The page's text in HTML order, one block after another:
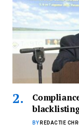
BY REDACTIE